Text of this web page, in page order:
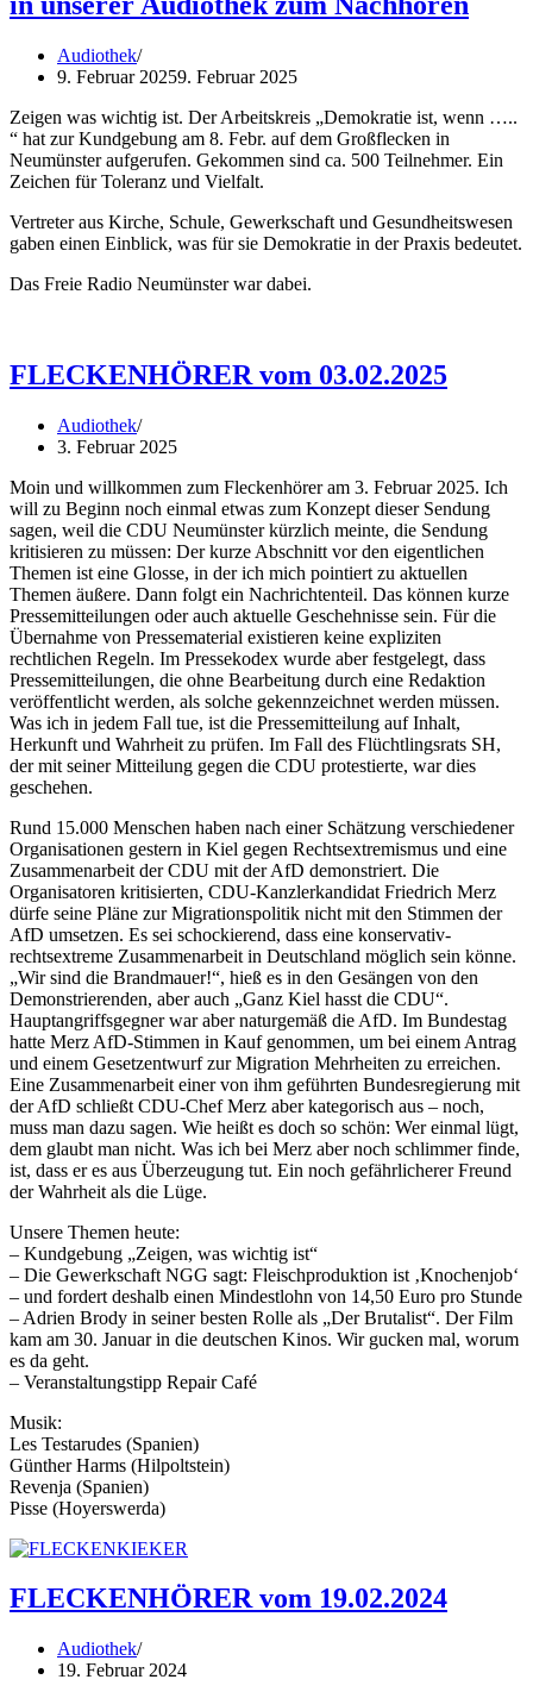
Audiothek
9. Februar 20259. Februar 2025
Zeigen was wichtig ist. Der Arbeitskreis „Demokratie ist, wenn …..
“ hat zur Kundgebung am 8. Febr. auf dem Großflecken in
Neumünster aufgerufen. Gekommen sind ca. 500 Teilnehmer. Ein
Zeichen für Toleranz und Vielfalt.
Vertreter aus Kirche, Schule, Gewerkschaft und Gesundheitswesen
gaben einen Einblick, was für sie Demokratie in der Praxis bedeutet.
Das Freie Radio Neumünster war dabei.
FLECKENHÖRER vom 03.02.2025
Audiothek
3. Februar 2025
Moin und willkommen zum Fleckenhörer am 3. Februar 2025. Ich
will zu Beginn noch einmal etwas zum Konzept dieser Sendung
sagen, weil die CDU Neumünster kürzlich meinte, die Sendung
kritisieren zu müssen: Der kurze Abschnitt vor den eigentlichen
Themen ist eine Glosse, in der ich mich pointiert zu aktuellen
Themen äußere. Dann folgt ein Nachrichtenteil. Das können kurze
Pressemitteilungen oder auch aktuelle Geschehnisse sein. Für die
Übernahme von Pressematerial existieren keine expliziten
rechtlichen Regeln. Im Pressekodex wurde aber festgelegt, dass
Pressemitteilungen, die ohne Bearbeitung durch eine Redaktion
veröffentlicht werden, als solche gekennzeichnet werden müssen.
Was ich in jedem Fall tue, ist die Pressemitteilung auf Inhalt,
Herkunft und Wahrheit zu prüfen. Im Fall des Flüchtlingsrats SH,
der mit seiner Mitteilung gegen die CDU protestierte, war dies
geschehen.
Rund 15.000 Menschen haben nach einer Schätzung verschiedener
Organisationen gestern in Kiel gegen Rechtsextremismus und eine
Zusammenarbeit der CDU mit der AfD demonstriert. Die
Organisatoren kritisierten, CDU-Kanzlerkandidat Friedrich Merz
dürfe seine Pläne zur Migrationspolitik nicht mit den Stimmen der
AfD umsetzen. Es sei schockierend, dass eine konservativ-
rechtsextreme Zusammenarbeit in Deutschland möglich sein könne.
„Wir sind die Brandmauer!“, hieß es in den Gesängen von den
Demonstrierenden, aber auch „Ganz Kiel hasst die CDU“.
Hauptangriffsgegner war aber naturgemäß die AfD. Im Bundestag
hatte Merz AfD-Stimmen in Kauf genommen, um bei einem Antrag
und einem Gesetzentwurf zur Migration Mehrheiten zu erreichen.
Eine Zusammenarbeit einer von ihm geführten Bundesregierung mit
der AfD schließt CDU-Chef Merz aber kategorisch aus – noch,
muss man dazu sagen. Wie heißt es doch so schön: Wer einmal lügt,
dem glaubt man nicht. Was ich bei Merz aber noch schlimmer finde,
ist, dass er es aus Überzeugung tut. Ein noch gefährlicherer Freund
der Wahrheit als die Lüge.
Unsere Themen heute:
– Kundgebung „Zeigen, was wichtig ist“
– Die Gewerkschaft NGG sagt: Fleischproduktion ist ‚Knochenjob‘
– und fordert deshalb einen Mindestlohn von 14,50 Euro pro Stunde
– Adrien Brody in seiner besten Rolle als „Der Brutalist“. Der Film
kam am 30. Januar in die deutschen Kinos. Wir gucken mal, worum
es da geht.
– Veranstaltungstipp Repair Café
Musik:
Les Testarudes (Spanien)
Günther Harms (Hilpoltstein)
Revenja (Spanien)
Pisse (Hoyerswerda)
FLECKENHÖRER vom 19.02.2024
Audiothek
19. Februar 2024